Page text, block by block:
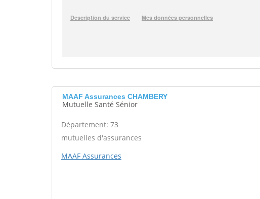
MAAF Assurances CHAMBERY
Mutuelle Santé Sénior
Département: 73
mutuelles d'assurances
MAAF Assurances